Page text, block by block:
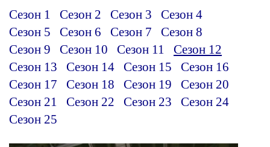
Сезон 1 Сезон 2 Сезон 3
Сезон 4
Сезон 5
Сезон 6 Сезон 7
Сезон 8
Сезон 9
Сезон 10 Сезон 11
Сезон 12
Сезон 13
Сезон 14 Сезон 15
Сезон 16
Сезон 17
Сезон 18 Сезон 19
Сезон 20
Сезон 21
Сезон 22 Сезон 23
Сезон 24
Сезон 25